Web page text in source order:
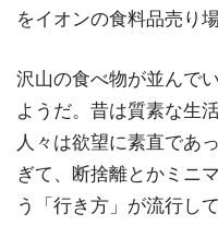
をイオンの食料品売り
沢山の食べ物が並んで
ようだ。昔は質素な生
人々は欲望に素直であ
ぎて、断捨離とかミニ
う「行き方」が流行して